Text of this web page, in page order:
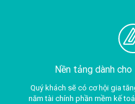
Nền tảng dành cho
Quý khách sẽ có cơ hội gia
năm tài chính phần mềm kế